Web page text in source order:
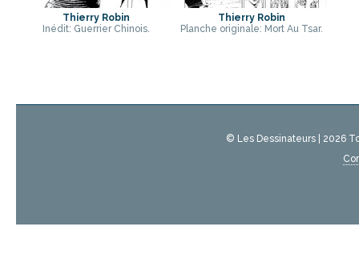
Thierry Robin
Inédit: Guerrier Chinois.
Thierry Robin
Planche originale: Mort Au Tsar.
© Les Dessinateurs | 2026